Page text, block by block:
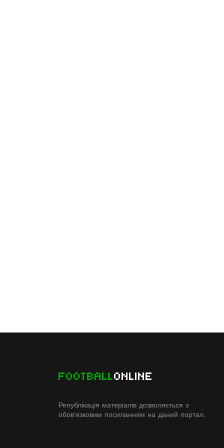
FOOTBALLONLINE
Републікація матеріалів дозволяється з
обов'язковим посиланням на даний портал.